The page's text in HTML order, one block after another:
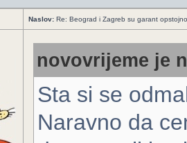
Naslov: Re: Beograd i Zagreb su garant
novovrijeme je
Sta si se
Naravno da